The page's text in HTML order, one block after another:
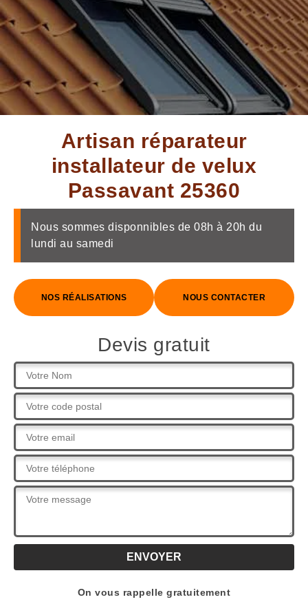
Artisan réparateur
installateur de velux
Passavant 25360
Nous sommes disponnibles de 08h à 20h du
lundi au samedi
NOS RÉALISATIONS NOUS CONTACTER
Devis gratuit
On vous rappelle gratuitement